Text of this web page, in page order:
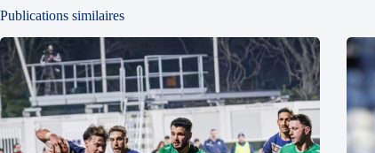
Publications similaires